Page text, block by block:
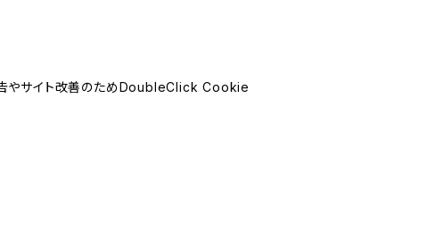
告やサイト改善のためDoubleClick Cookie